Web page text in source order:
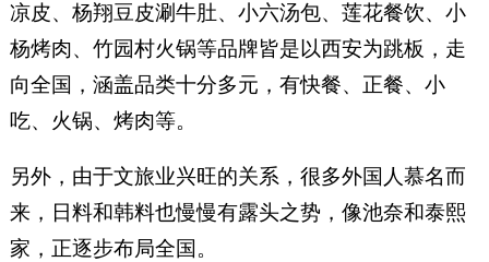
凉皮、杨翔豆皮涮牛肚、小六汤包、莲花餐饮、小
杨烤肉、竹园村火锅等品牌皆是以西安为跳板，走
向全国，涵盖品类十分多元，有快餐、正餐、小
吃、火锅、烤肉等。
另外，由于文旅业兴旺的关系，很多外国人慕名而
来，日料和韩料也慢慢有露头之势，像池奈和泰熙
家，正逐步布局全国。